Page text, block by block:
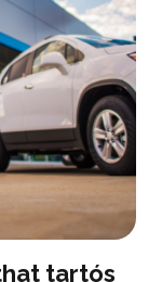
tartós